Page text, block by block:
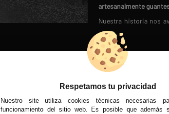
artesanalmente
Nuestra historia nos
fútbol moderno en 1950
Miles de clientes
En Condor 1935,
REDES SOCIALES
MÉTODOS DE PAGO
Respetamos tu privacidad
Nuestro site utiliza cookies técnicas necesarias
funcionamiento del sitio web. Es posible que además